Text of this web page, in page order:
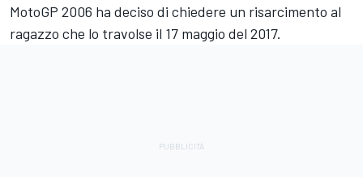
MotoGP 2006 ha deciso di chiedere un risarcimento al
ragazzo che lo travolse il 17 maggio del 2017.